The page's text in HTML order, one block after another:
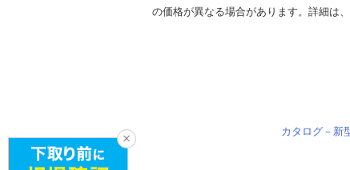
の価格が異なる場合があります。詳細は
カタログ－新